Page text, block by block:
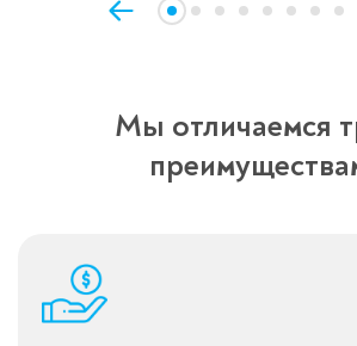
Мы отличаемся